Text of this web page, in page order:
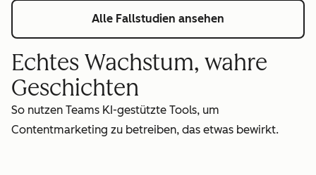
Alle Fallstudien ansehen
Echtes Wachstum, wahre
Geschichten
So nutzen Teams KI-gestützte Tools, um
Contentmarketing zu betreiben, das etwas bewirkt.